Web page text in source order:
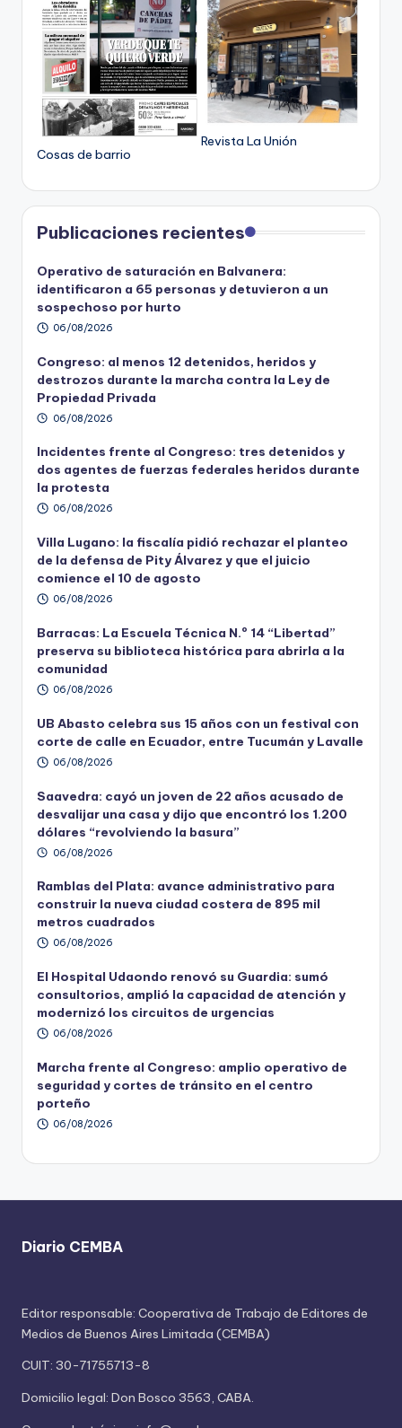
Cosas de barrio
Revista La Unión
Publicaciones recientes
Operativo de saturación en Balvanera:
identificaron a 65 personas y detuvieron a un
sospechoso por hurto
06/08/2026
Congreso: al menos 12 detenidos, heridos y
destrozos durante la marcha contra la Ley de
Propiedad Privada
06/08/2026
Incidentes frente al Congreso: tres detenidos y
dos agentes de fuerzas federales heridos durante
la protesta
06/08/2026
Villa Lugano: la fiscalía pidió rechazar el planteo
de la defensa de Pity Álvarez y que el juicio
comience el 10 de agosto
06/08/2026
Barracas: La Escuela Técnica N.º 14 “Libertad”
preserva su biblioteca histórica para abrirla a la
comunidad
06/08/2026
UB Abasto celebra sus 15 años con un festival con
corte de calle en Ecuador, entre Tucumán y Lavalle
06/08/2026
Saavedra: cayó un joven de 22 años acusado de
desvalijar una casa y dijo que encontró los 1.200
dólares “revolviendo la basura”
06/08/2026
Ramblas del Plata: avance administrativo para
construir la nueva ciudad costera de 895 mil
metros cuadrados
06/08/2026
El Hospital Udaondo renovó su Guardia: sumó
consultorios, amplió la capacidad de atención y
modernizó los circuitos de urgencias
06/08/2026
Marcha frente al Congreso: amplio operativo de
seguridad y cortes de tránsito en el centro
porteño
06/08/2026
Diario CEMBA
Editor responsable: Cooperativa de Trabajo de Editores de
Medios de Buenos Aires Limitada (CEMBA)
CUIT: 30-71755713-8
Domicilio legal: Don Bosco 3563, CABA.